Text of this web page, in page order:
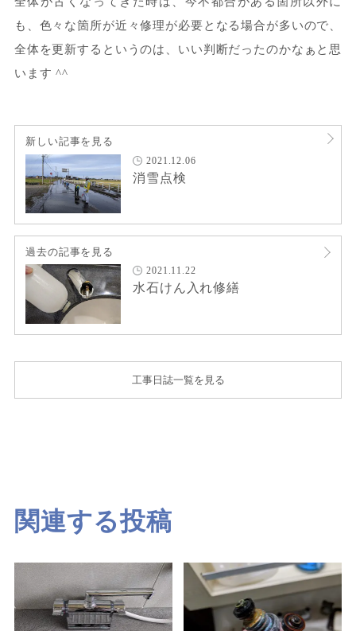
も、色々な箇所が近々修理が必要となる場合が多いので、
全体を更新するというのは、いい判断だったのかなぁと思
います ^^
新しい記事を見る
2021.12.06
消雪点検
過去の記事を見る
2021.11.22
水石けん入れ修繕
工事日誌一覧を見る
関連する投稿